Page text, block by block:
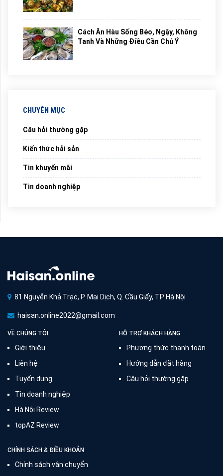
Cách Ăn Hàu Sống Béo, Ngậy, Không
Tanh Và Những Điều Cần Chú Ý
CHUYÊN MỤC
Câu hỏi thường gặp
Kiến thức hải sản
Tin khuyến mãi
Tin doanh nghiệp
81 Nguyễn Khả Trạc, P. Mai Dịch, Q. Cầu Giấy, TP Hà Nội
haisan.online2022@gmail.com
VỀ CHÚNG TÔI
Giới thiệu
Liên hệ
Tuyển dụng
Tin doanh nghiệp
Hà Nội Review
topAZ Review
HỖ TRỢ KHÁCH HÀNG
Phương thức thanh toán
Hướng dẫn đặt hàng
Câu hỏi thường gặp
CHÍNH SÁCH & ĐIỀU KHOẢN
Chính sách vận chuyển